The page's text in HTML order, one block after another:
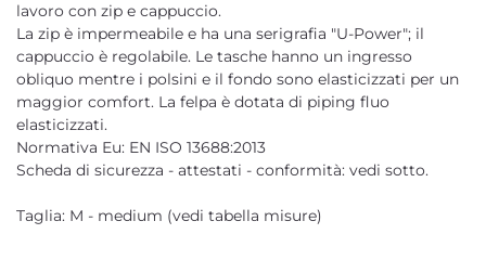
lavoro con zip e cappuccio.
La zip è impermeabile e ha una serigrafia "U-Power"; il
cappuccio è regolabile. Le tasche hanno un ingresso
obliquo mentre i polsini e il fondo sono elasticizzati per un
maggior comfort. La felpa è dotata di piping fluo
elasticizzati.
Normativa Eu: EN ISO 13688:2013
Scheda di sicurezza - attestati - conformità: vedi sotto.
Taglia: M - medium (vedi tabella misure)